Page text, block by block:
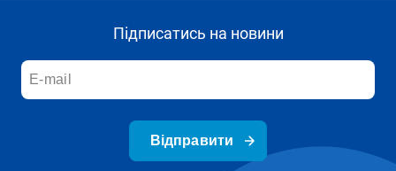
Підписатись на новини
Відправити